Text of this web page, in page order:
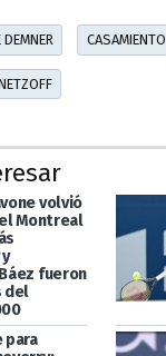
CASAMIENTO
volvió
Montreal
fueron
del
para